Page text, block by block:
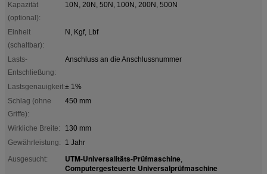
Kapazität
(optional):
10N, 20N, 50N, 100N, 200N, 500N
Einheit
(schaltbar):
N, Kgf, Lbf
Lasts-
Entschließung:
Anschluss an die Anschlussnummer
Lastsgenauigkeit:± 1%
Schlag (ohne
Griffe):
450 mm
Wirkliche Breite:
130 mm
Gewährleistung:
1 Jahr
Ausgesucht:
UTM-Universalitäts-Prüfmaschine,
Computergesteuerte Universalprüfmaschine